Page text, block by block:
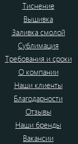
Тиснение
Вышивка
Заливка смолой
Сублимация
Требования и сроки
О компании
Наши клиенты
Благодарности
Отзывы
Наши бренды
Вакансии